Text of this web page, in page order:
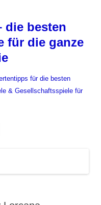
die besten
für die ganze
für die besten
& Gesellschaftsspiele für